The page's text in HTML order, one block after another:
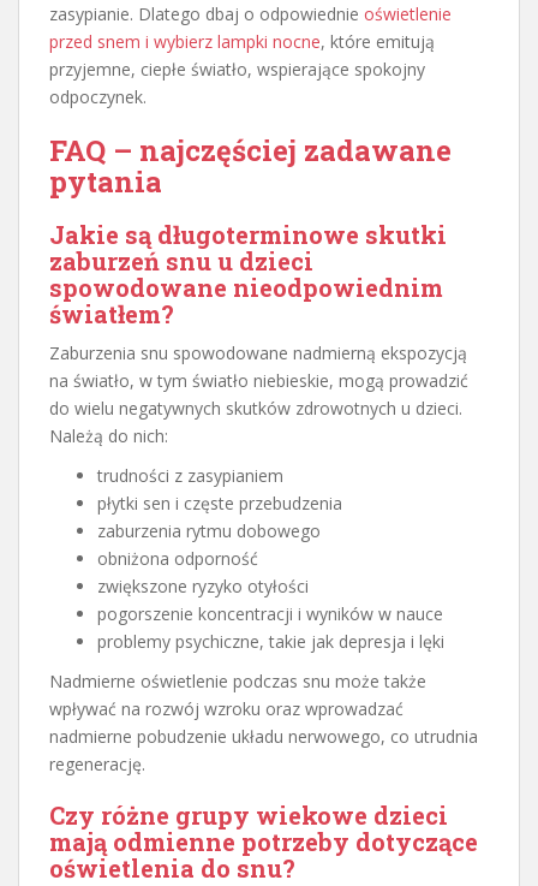
zasypianie. Dlatego dbaj o odpowiednie oświetlenie
przed snem i wybierz lampki nocne, które emitują
przyjemne, ciepłe światło, wspierające spokojny
odpoczynek.
FAQ – najczęściej zadawane
pytania
Jakie są długoterminowe skutki
zaburzeń snu u dzieci
spowodowane nieodpowiednim
światłem?
Zaburzenia snu spowodowane nadmierną ekspozycją
na światło, w tym światło niebieskie, mogą prowadzić
do wielu negatywnych skutków zdrowotnych u dzieci.
Należą do nich:
trudności z zasypianiem
płytki sen i częste przebudzenia
zaburzenia rytmu dobowego
obniżona odporność
zwiększone ryzyko otyłości
pogorszenie koncentracji i wyników w nauce
problemy psychiczne, takie jak depresja i lęki
Nadmierne oświetlenie podczas snu może także
wpływać na rozwój wzroku oraz wprowadzać
nadmierne pobudzenie układu nerwowego, co utrudnia
regenerację.
Czy różne grupy wiekowe dzieci
mają odmienne potrzeby dotyczące
oświetlenia do snu?